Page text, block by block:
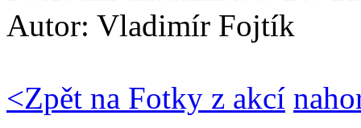
Autor: Vladimír Fojtík
<Zpět na Fotky z akcí